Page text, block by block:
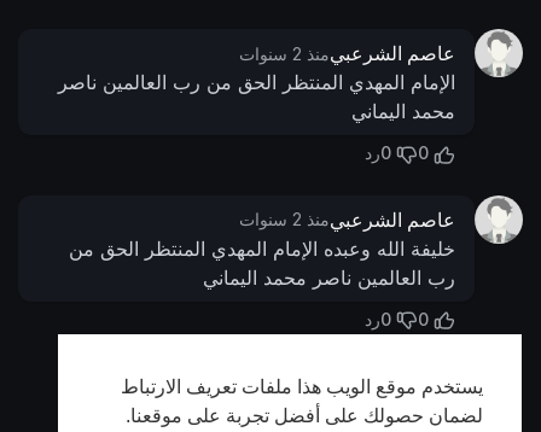
يستخدم موقع الويب هذا ملفات تعريف الارتباط
لضمان حصولك على أفضل تجربة على موقعنا.
عاصم الشرعبيمنذ 2 سنوات
الإمام المهدي المنتظر الحق من رب العالمين ناصر
محمد اليماني
0
0رد
عاصم الشرعبيمنذ 2 سنوات
خليفة الله وعبده الإمام المهدي المنتظر الحق من
رب العالمين ناصر محمد اليماني
0
0رد
أظهر المزيد